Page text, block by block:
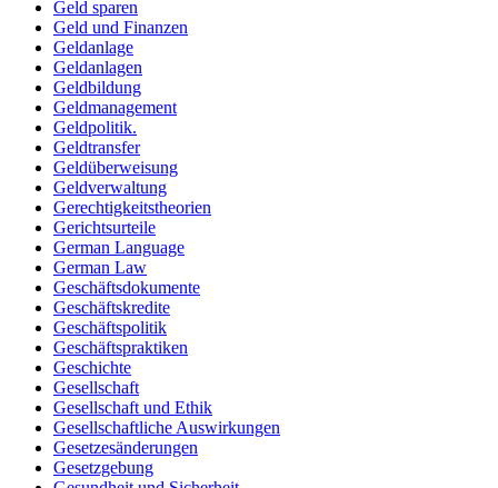
Geld sparen
Geld und Finanzen
Geldanlage
Geldanlagen
Geldbildung
Geldmanagement
Geldpolitik.
Geldtransfer
Geldüberweisung
Geldverwaltung
Gerechtigkeitstheorien
Gerichtsurteile
German Language
German Law
Geschäftsdokumente
Geschäftskredite
Geschäftspolitik
Geschäftspraktiken
Geschichte
Gesellschaft
Gesellschaft und Ethik
Gesellschaftliche Auswirkungen
Gesetzesänderungen
Gesetzgebung